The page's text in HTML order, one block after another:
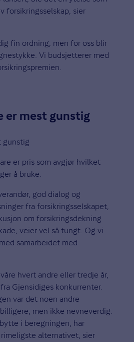
forsikringsselskap, sier
fin ordning, men for oss blir
Vi budsjetterer med
er mest gunstig
gunstig
er pris som avgjør hvilket
å bruke.
god dialog og
fra forsikringsselskapet,
om forsikringsdekning
veier vel så tungt. Og vi
samarbeidet med
hvert andre eller tredje år,
Gjensidiges konkurrenter.
var det noen andre
men ikke nevneverdig.
i beregningen, har
alternativet, sier